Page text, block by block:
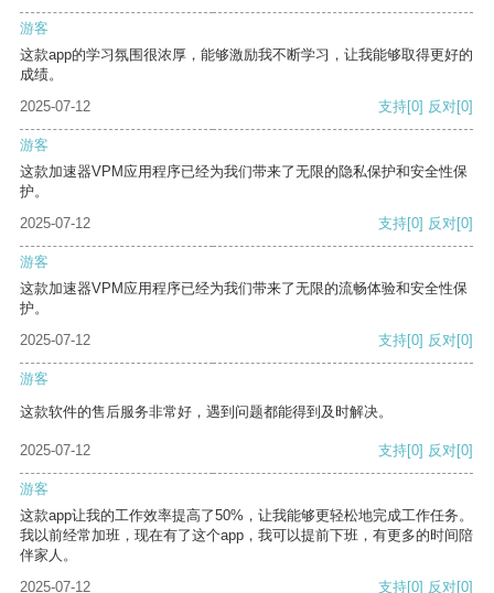
游客
这款app的学习氛围很浓厚，能够激励我不断学习，让我能够取得更好的
成绩。
2025-07-12
支持[0] 反对[0]
游客
这款加速器VPM应用程序已经为我们带来了无限的隐私保护和安全性保
护。
2025-07-12
支持[0] 反对[0]
游客
这款加速器VPM应用程序已经为我们带来了无限的流畅体验和安全性保
护。
2025-07-12
支持[0] 反对[0]
游客
这款软件的售后服务非常好，遇到问题都能得到及时解决。
2025-07-12 支持[0] 反对[0]
游客
这款app让我的工作效率提高了50%，让我能够更轻松地完成工作任务。
我以前经常加班，现在有了这个app，我可以提前下班，有更多的时间陪
伴家人。
2025-07-12
支持[0] 反对[0]